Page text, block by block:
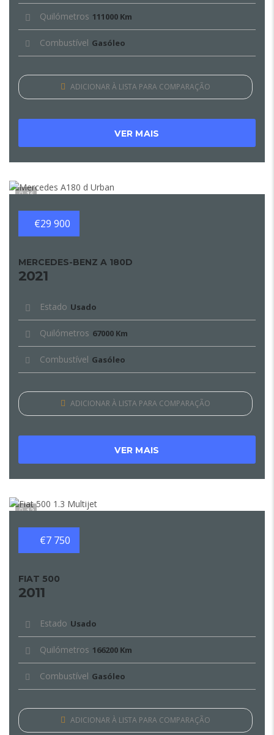
Quilómetros 111000 Km
Combustível Gasóleo
ADICIONAR À LISTA PARA COMPARAÇÃO
VER MAIS
16
€29 900
MERCEDES-BENZ A 180D
2021
Estado Usado
Quilómetros 67000 Km
Combustível Gasóleo
ADICIONAR À LISTA PARA COMPARAÇÃO
VER MAIS
12
€7 750
FIAT 500
2011
Estado Usado
Quilómetros 166200 Km
Combustível Gasóleo
ADICIONAR À LISTA PARA COMPARAÇÃO